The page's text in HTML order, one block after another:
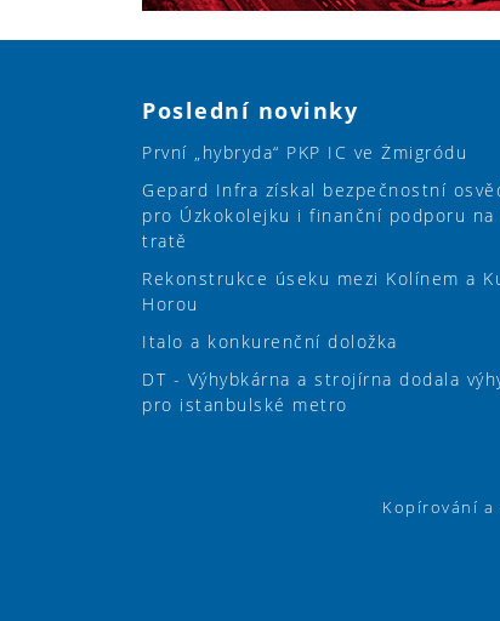
Poslední novinky
První „hybryda“ PKP IC ve Żmigródu
Gepard Infra získal bezpečnostní
pro Úzkokolejku i finanční podporu na
tratě
Rekonstrukce úseku mezi Kolínem a
Horou
Italo a konkurenční doložka
DT - Výhybkárna a strojírna dodala
pro istanbulské metro
Kopírování a